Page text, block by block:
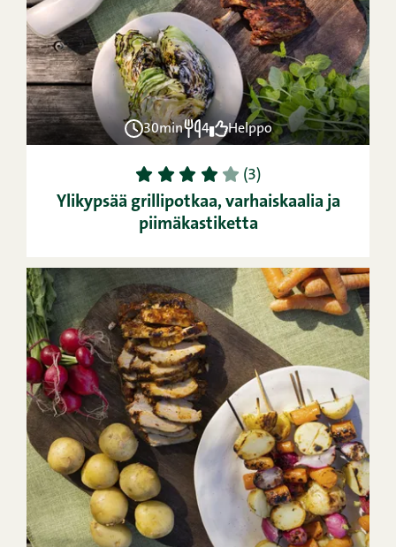
30min 4 Helppo
1 2 3 4 5 (3)
Ylikypsää grillipotkaa, varhaiskaalia ja
piimäkastiketta